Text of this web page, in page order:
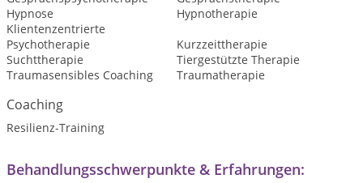
Hypnose
Hypnotherapie
Klientenzentrierte
Psychotherapie
Kurzzeittherapie
Suchttherapie
Tiergestützte Therapie
Traumasensibles Coaching
Traumatherapie
Coaching
Resilienz-Training
Behandlungsschwerpunkte & Erfahrungen: